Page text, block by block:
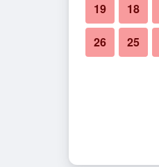
18
19
25
26